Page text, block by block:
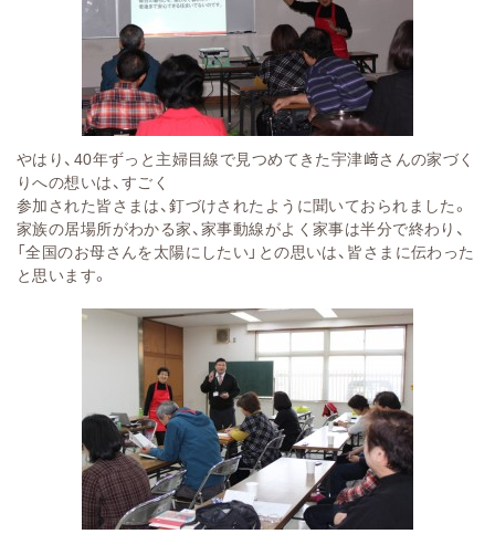
やはり、40年ずっと主婦目線で見つめてきた宇津﨑さんの家づく
りへの想いは、すごく
参加された皆さまは、釘づけされたように聞いておられました。
家族の居場所がわかる家、家事動線がよく家事は半分で終わり、
「全国のお母さんを太陽にしたい」との思いは、皆さまに伝わった
と思います。